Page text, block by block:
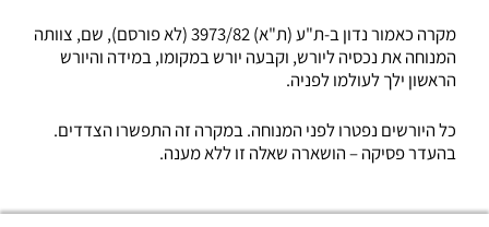
מקרה כאמור נדון ב-ת"ע (ת"א) 3973/82 (לא פורסם), שם, צוותה
המנוחה את נכסיה ליורש, וקבעה יורש במקומו, במידה והיורש
הראשון ילך לעולמו לפניה.
כל היורשים נפטרו לפני המנוחה. במקרה זה התפשרו הצדדים.
בהעדר פסיקה – הושארה שאלה זו ללא מענה.